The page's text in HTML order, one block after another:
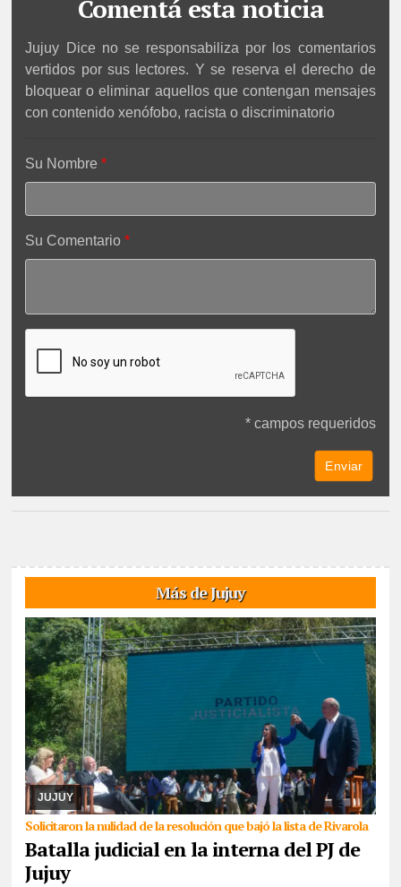
Comentá esta noticia
Jujuy Dice no se responsabiliza por los comentarios
vertidos por sus lectores. Y se reserva el derecho de
bloquear o eliminar aquellos que contengan mensajes
con contenido xenófobo, racista o discriminatorio
Su Nombre
Su Comentario
* campos requeridos
Más de Jujuy
JUJUY
Solicitaron la nulidad de la resolución que bajó la lista de Rivarola
Batalla judicial en la interna del PJ de
Jujuy
05/08/2026 Cuando ya parecía que la senadora nacional
Carolina Moisés se haría del control del PJ en Jujuy, la lista que
había sido dejada fuera de la contienda ...